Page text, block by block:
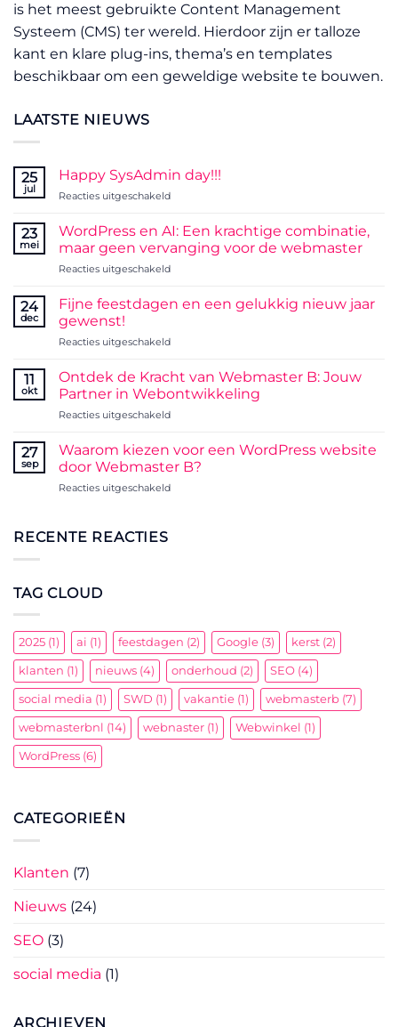
is het meest gebruikte Content Management
Systeem (CMS) ter wereld. Hierdoor zijn er talloze
kant en klare plug-ins, thema’s en templates
beschikbaar om een geweldige website te bouwen.
LAATSTE NIEUWS
25
jul
Happy SysAdmin day!!!
Reacties uitgeschakeldvoor
SysAdmin
23
mei
WordPress en AI: Een krachtige combinatie,
maar geen vervanging voor de webmaster
Reacties uitgeschakeldvoor
en
krachtige
maar
geen
voor
webmaster
24
dec
Fijne feestdagen en een gelukkig nieuw jaar
gewenst!
Reacties uitgeschakeldvoor
feestdagen
een
gelukkig
jaar
gewenst!
11
okt
Ontdek de Kracht van Webmaster B: Jouw
Partner in Webontwikkeling
Reacties uitgeschakeldvoor
de
Kracht
van
Webmaster
27
sep
Waarom kiezen voor een WordPress website
door Webmaster B?
Reacties uitgeschakeldvoor
RECENTE REACTIES
TAG CLOUD
2025 (1) ai (1) feestdagen (2) Google (3) kerst (2)
klanten (1) nieuws (4) onderhoud (2) SEO (4)
social media (1) SWD (1) vakantie (1) webmasterb (7)
webmasterbnl (14) webnaster (1) Webwinkel (1)
WordPress (6)
CATEGORIEËN
Klanten (7)
Nieuws (24)
SEO (3)
social media (1)
ARCHIEVEN